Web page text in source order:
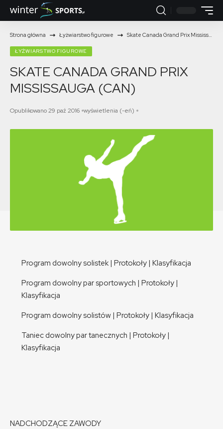
Strona główna Łyżwiarstwo figurowe Skate Canada Grand Prix Mississauga (CAN)
ŁYŻWIARSTWO FIGUROWE
SKATE CANADA GRAND PRIX
MISSISSAUGA (CAN)
Opublikowano 29 paź 2016 wyświetlenia (-eń)
Program dowolny solistek| Protokoły| Klasyfikacja
Program dowolny par sportowych | Protokoły|
Klasyfikacja
Program dowolny solistów| Protokoły| Klasyfikacja
Taniec dowolny par tanecznych | Protokoły|
Klasyfikacja
NADCHODZĄCE ZAWODY